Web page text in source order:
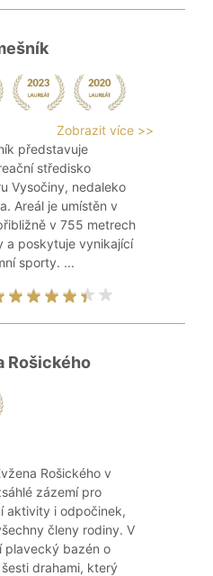
Zobrazit více >>
představuje
středisko
Vysočiny, nedaleko
Areál je umístěn v
v 755 metrech
a poskytuje vynikající
sporty. ...
Rošického
Rošického v
zázemí pro
aktivity i odpočinek,
členy rodiny. V
plavecký bazén o
drahami, který